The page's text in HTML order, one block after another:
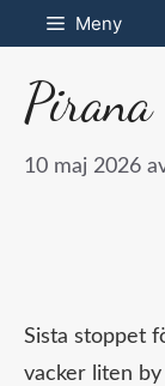
Hoppa
till
innehåll
Meny
Pirana
10 maj 2026
Sista stoppet
vacker liten